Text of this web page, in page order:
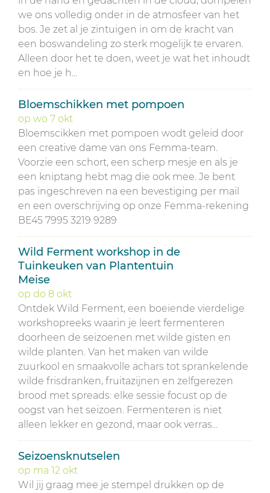
we ons volledig onder in de atmosfeer van het
bos. Je zet al je zintuigen in om de kracht van
een boswandeling zo sterk mogelijk te ervaren.
Alleen door het te doen, weet je wat het inhoudt
en hoe je h...
Bloemschikken met pompoen
op wo 7 okt
Bloemscikken met pompoen wodt geleid door
een creative dame van ons Femma-team.
Voorzie een schort, een scherp mesje en als je
een kniptang hebt mag die ook mee. Je bent
pas ingeschreven na een bevestiging per mail
en een overschrijving op onze Femma-rekening
BE45 7995 3219 9289
Wild Ferment workshop in de
Tuinkeuken van Plantentuin
Meise
op do 8 okt
Ontdek Wild Ferment, een boeiende vierdelige
workshopreeks waarin je leert fermenteren
doorheen de seizoenen met wilde gisten en
wilde planten. Van het maken van wilde
zuurkool en smaakvolle achars tot sprankelende
wilde frisdranken, fruitazijnen en zelfgerezen
brood met spreads: elke sessie focust op de
oogst van het seizoen. Fermenteren is niet
alleen lekker en gezond, maar ook verras...
Seizoensknutselen
op ma 12 okt
Wil jij graag mee je stempel drukken op de